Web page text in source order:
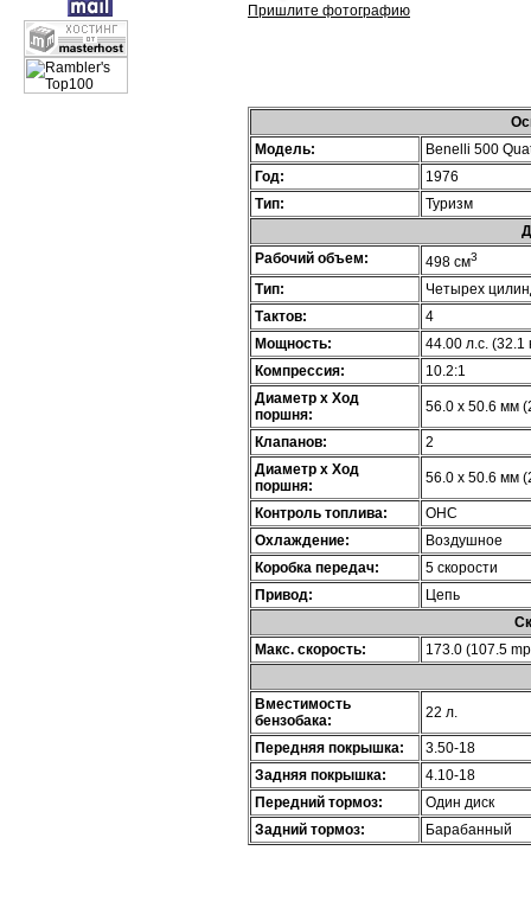
Пришлите фотографию
Модель:
Benelli 500
Год:
1976
Тип:
Туризм
Рабочий объем:
498 см3
Тип:
Четырех
Тактов:
4
Мощность:
44.00 л.с. (32.1
Компрессия:
10.2:1
Диаметр х Ход
поршня:
56.0 x 50.6 мм
Клапанов:
2
Диаметр х Ход
поршня:
56.0 x 50.6 мм
Контроль топлива:
OHC
Охлаждение:
Воздушное
Коробка передач:
5 скорости
Привод:
Цепь
Макс. скорость:
173.0 (107.5
Вместимость
бензобака:
22 л.
Передняя покрышка:
3.50-18
Задняя покрышка:
4.10-18
Передний тормоз:
Один диск
Задний тормоз:
Барабанный